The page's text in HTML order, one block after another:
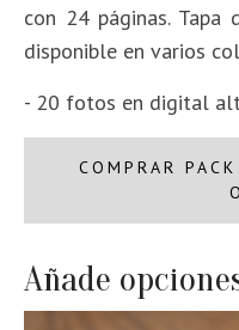
con 24 páginas. Tapa
disponible en varios
- 20 fotos en digital
COMPRAR
Añade